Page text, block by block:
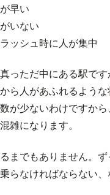
早い
いない
ッシュ時に人が集中
っただ中にある駅です
ら人があふれるような
が少ないわけですか
雑になります。
までもありません。ず
らなければならない